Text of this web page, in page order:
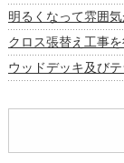
明るくなって雰囲
クロス張替え工事を
ウッドデッキ及び